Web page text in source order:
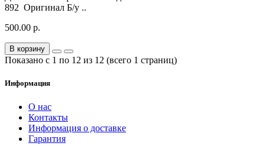
892 Оригинал Б/у ..
500.00 р.
В корзину
Показано с 1 по 12 из 12 (всего 1 страниц)
Информация
О нас
Контакты
Информация о доставке
Гарантия